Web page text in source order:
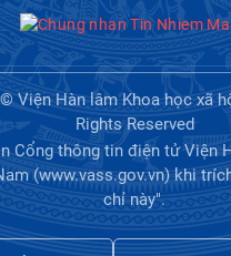
Viện Hàn lâm Khoa học xã
Rights Reserved
Cổng thông tin điện tử Viện
(www.vass.gov.vn) khi
chỉ này".